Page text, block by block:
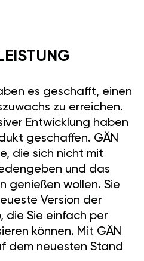
es geschafft, einen
zu erreichen.
Entwicklung haben
geschaffen. GÄN
die sich nicht mit
und das
genießen wollen. Sie
Version der
die Sie einfach per
können. Mit GÄN
dem neuesten Stand